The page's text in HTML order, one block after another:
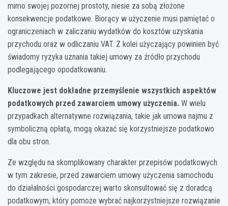
mimo swojej pozornej prostoty, niesie za sobą złożone
konsekwencje podatkowe. Biorący w użyczenie musi pamiętać o
ograniczeniach w zaliczaniu wydatków do kosztów uzyskania
przychodu oraz w odliczaniu VAT. Z kolei użyczający powinien być
świadomy ryzyka uznania takiej umowy za źródło przychodu
podlegającego opodatkowaniu.
Kluczowe jest dokładne przemyślenie wszystkich aspektów
podatkowych przed zawarciem umowy użyczenia. W wielu
przypadkach alternatywne rozwiązania, takie jak umowa najmu z
symboliczną opłatą, mogą okazać się korzystniejsze podatkowo
dla obu stron.
Ze względu na skomplikowany charakter przepisów podatkowych
w tym zakresie, przed zawarciem umowy użyczenia samochodu
do działalności gospodarczej warto skonsultować się z doradcą
podatkowym, który pomoże wybrać najkorzystniejsze rozwiązanie